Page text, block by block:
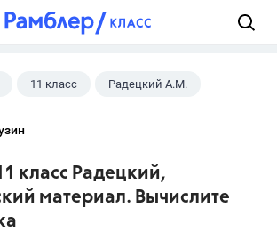
11 класс Радецкий А.М.
класс Радецкий,
материал. Вычислите